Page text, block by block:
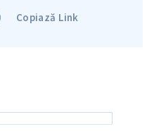
Copiază Link